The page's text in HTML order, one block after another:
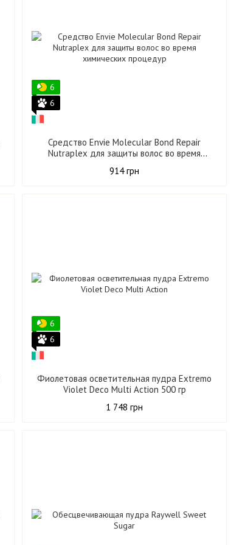
6
6
Средство Envie Molecular Bond Repair
Nutraplex для защиты волос во время
914 грн
6
6
Фиолетовая осветительная пудра Extremo
Violet Deco Multi Action 500 гр
1 748 грн